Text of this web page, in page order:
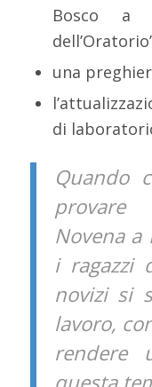
Bosco a
una
di
Quando
Novena
i ragazzi
novizi si
lavoro,
rendere